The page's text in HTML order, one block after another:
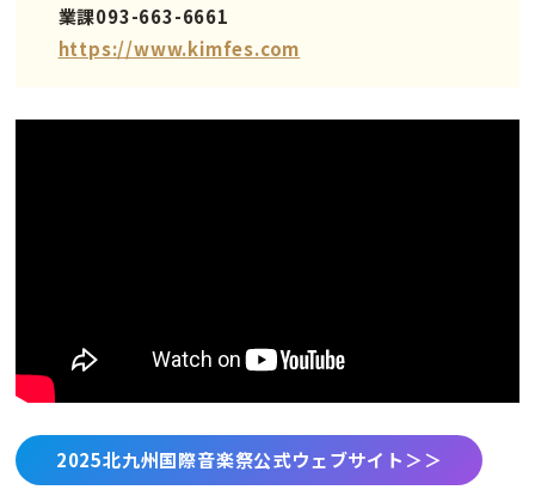
業課093-663-6661
https://www.kimfes.com
2025北九州国際音楽祭公式ウェブサイト＞＞